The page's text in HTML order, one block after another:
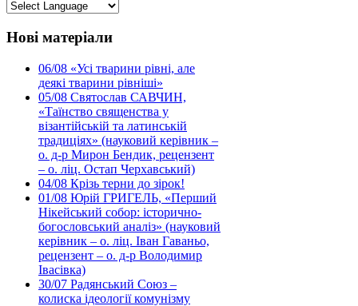
Нові матеріали
06/08 «Усі тварини рівні, але
деякі тварини рівніші»
05/08 Святослав САВЧИН,
«Таїнство священства у
візантійській та латинській
традиціях» (науковий керівник –
о. д-р Мирон Бендик, рецензент
– о. ліц. Остап Черхавський)
04/08 Крізь терни до зірок!
01/08 Юрій ГРИГЕЛЬ, «Перший
Нікейський собор: історично-
богословський аналіз» (науковий
керівник – о. ліц. Іван Гаваньо,
рецензент – о. д-р Володимир
Івасівка)
30/07 Радянський Союз –
колиска ідеології комунізму